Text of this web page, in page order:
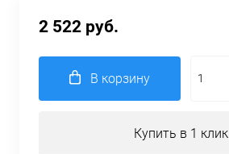
2 522 руб.
В корзину
Купить в 1 клик